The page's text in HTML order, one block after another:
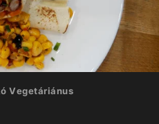
Vegetáriánus